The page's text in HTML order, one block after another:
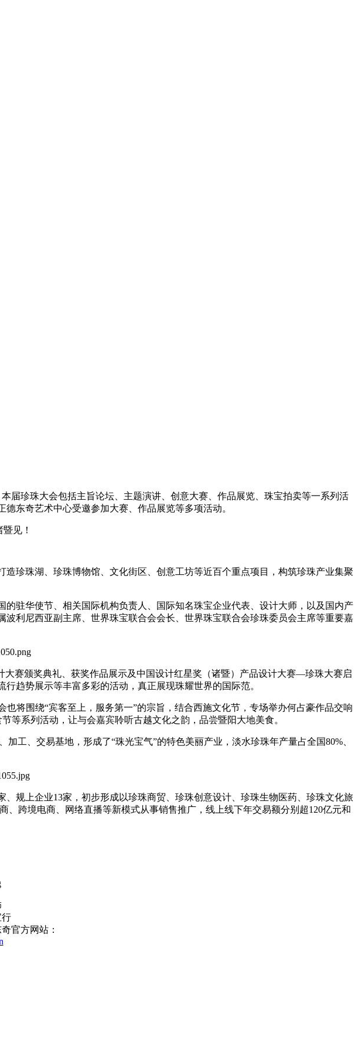
届珍珠大会包括主旨论坛、主题演讲、创意大赛、作品展览、珠宝拍卖等一系列活
东奇艺术中心受邀参加大赛、作品展览等多项活动。
见！
珍珠湖、珍珠博物馆、文化街区、创意工坊等近百个重点项目，构筑珍珠产业集聚
驻华使节、相关国际机构负责人、国际知名珠宝企业代表、设计大师，以及国内产
利尼西亚副主席、世界珠宝联合会会长、世界珠宝联合会珍珠委员会主席等重要嘉
大赛颁奖典礼、获奖作品展示及中国设计红星奖（诸暨）产品设计大赛—珍珠大赛启
趋势展示等丰富多彩的活动，真正展现珠耀世界的国际范。
将围绕“宾客至上，服务第一”的宗旨，结合西施文化节，专场举办何占豪作品交响
系列活动，让与会嘉宾聆听古越文化之韵，品尝暨阳大地美食。
工、交易基地，形成了“珠光宝气”的特色美丽产业，淡水珍珠年产量占全国80%、
规上企业13家，初步形成以珍珠商贸、珍珠创意设计、珍珠生物医药、珍珠文化旅
跨境电商、网络直播等新模式从事销售推广，线上线下年交易额分别超120亿元和
行
官方网站：